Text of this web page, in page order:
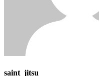
saint_jitsu